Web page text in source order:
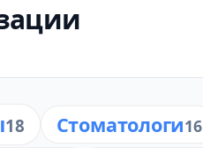
18 Стоматологи16